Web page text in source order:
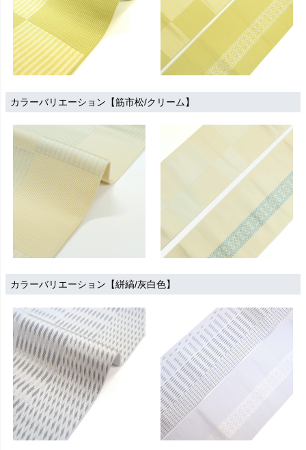
カラーバリエーション【筋市松/クリーム】
カラーバリエーション【絣縞/灰白色】